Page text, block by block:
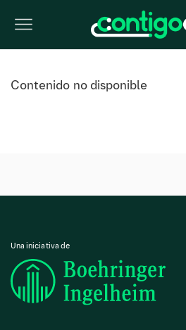
Contenido no disponible
Una iniciativa de